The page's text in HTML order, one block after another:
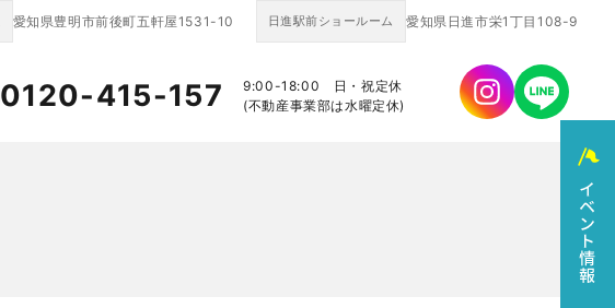
愛知県豊明市前後町五軒屋1531-10 日進駅前ショールーム 愛知県日進市栄1丁目108-9
0120-415-157
9:00-18:00 日・祝定休
(不動産事業部は水曜定休)